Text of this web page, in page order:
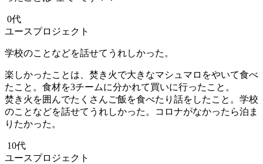
0代
ユースプロジェクト
学校のことなどを話せてうれしかった。
楽しかったことは、焚き火で大きなマシュマロをやいて食べ
たこと。食材を3チームに分かれて買いに行ったこと。
焚き火を囲んでたくさんご飯を食べたり話をしたこと。学校
のことなどを話せてうれしかった。コロナがなかったら泊ま
りたかった。
10代
ユースプロジェクト